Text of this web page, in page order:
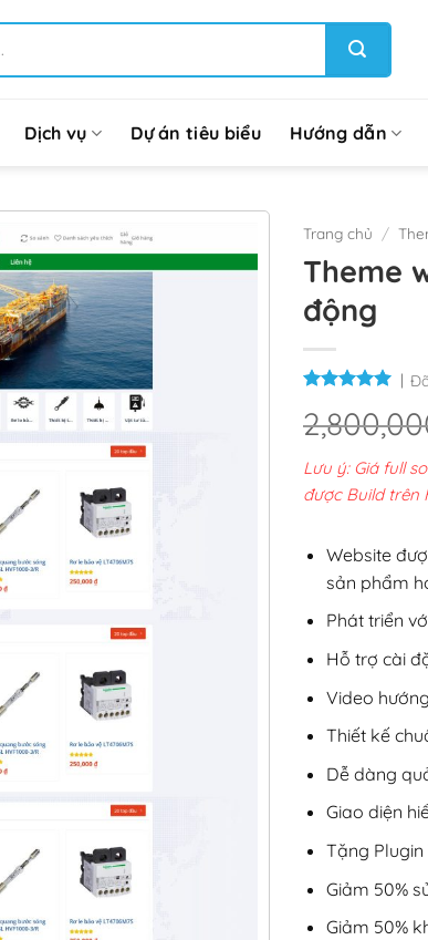
Dịch vụ Dự án tiêu biểu Hướng dẫn
Trang chủ /
Theme
động
Lưu ý: Giá full
được Build trên
Website
sản phẩm
Phát triển
Hỗ trợ cài
Video
Thiết kế
Dễ dàng
Giao diện
Tặng
Giảm 50%
Giảm 50%